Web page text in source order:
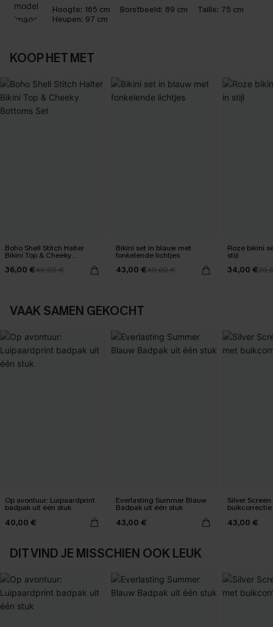
Hoogte: 165 cm Borstbeeld: 89 cm Taille: 75 cm
Heupen: 97 cm
KOOP HET MET
Boho Shell Stitch Halter
Bikini Top & Cheeky
Bottoms Set
36,00 €40,00 €
Bikini set in blauw met
fonkelende lichtjes
43,00 €49,00 €
Roze bikini set
stijl
34,00 €
VAAK SAMEN GEKOCHT
Op avontuur: Luipaardprint
badpak uit één stuk
40,00 €
Everlasting Summer Blauw
Badpak uit één stuk
43,00 €
Silver
buikcorrectie
43,00 €
DIT VIND JE MISSCHIEN OOK LEUK